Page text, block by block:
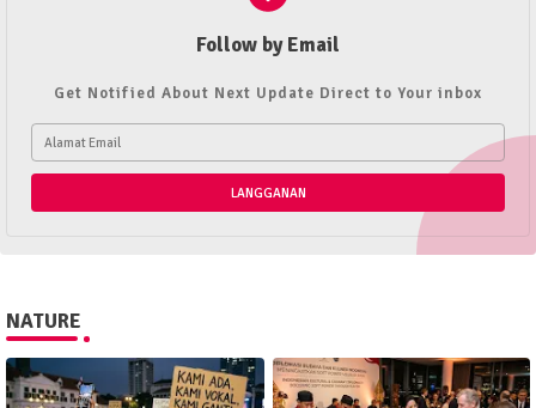
Follow by Email
Get Notified About Next Update Direct to Your inbox
NATURE